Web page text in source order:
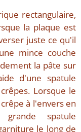
rectangulaire,
la plaque est
juste ce qu'il
mince couche
la pâte sur
d'une spatule
Lorsque le
à l'envers en
spatule
le long de